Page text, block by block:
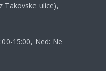
Takovske ulice),
15:00, Ned: Ne